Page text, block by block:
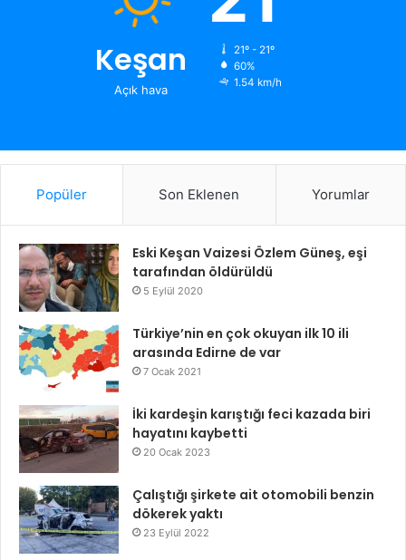
Keşan
Açık hava
21º - 21º
60%
1.54 km/h
Popüler Son Eklenen Yorumlar
Eski Keşan Vaizesi Özlem Güneş, eşi
tarafından öldürüldü
5 Eylül 2020
Türkiye’nin en çok okuyan ilk 10 ili
arasında Edirne de var
7 Ocak 2021
İki kardeşin karıştığı feci kazada biri
hayatını kaybetti
20 Ocak 2023
Çalıştığı şirkete ait otomobili benzin
dökerek yaktı
23 Eylül 2022